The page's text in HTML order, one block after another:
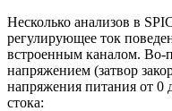
Несколько анализов в
регулирующее ток
встроенным каналом. Во-
напряжением (затвор
напряжения питания от 0
стока: